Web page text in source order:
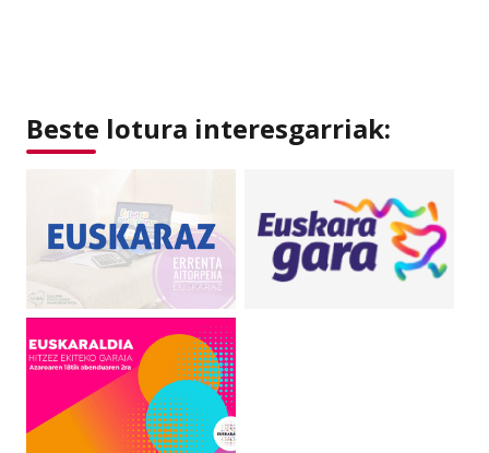
Beste lotura interesgarriak: